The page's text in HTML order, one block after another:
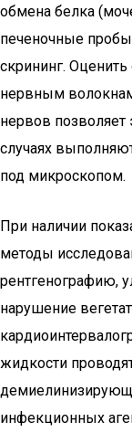
обмена белка
печеночные
скрининг.
нервным
нервов
случаях
под микроскопом.
При наличии
методы
рентгенографию,
нарушение
жидкости
инфекционных